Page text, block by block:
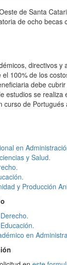
de Santa
de ocho
directivos
el 100% de los
debe
estudios se
curso de Portugués
en
y Salud.
y Producción
en